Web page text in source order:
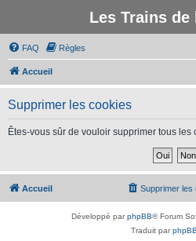
Les Trains
FAQ Règles
Accueil
Supprimer les cookies
Êtes-vous sûr de vouloir supprimer tous les
Accueil Supprimer les
Développé parphpBB® Forum
Traduit par